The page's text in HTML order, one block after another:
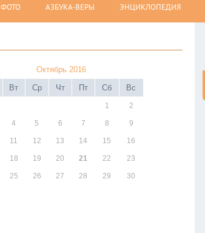
ФОТО АЗБУКА-ВЕРЫ ЭНЦИКЛОПЕДИЯ
Октябрь 2016
Вт Ср Чт Пт Сб Вс
1 2
4 5 6 7 8 9
11 12 13 14 15 16
18 19 20 21 22 23
25 26 27 28 29 30